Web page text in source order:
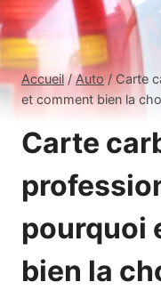
Accueil / Auto / Carte
et comment bien la
Carte
pourquoi
bien la